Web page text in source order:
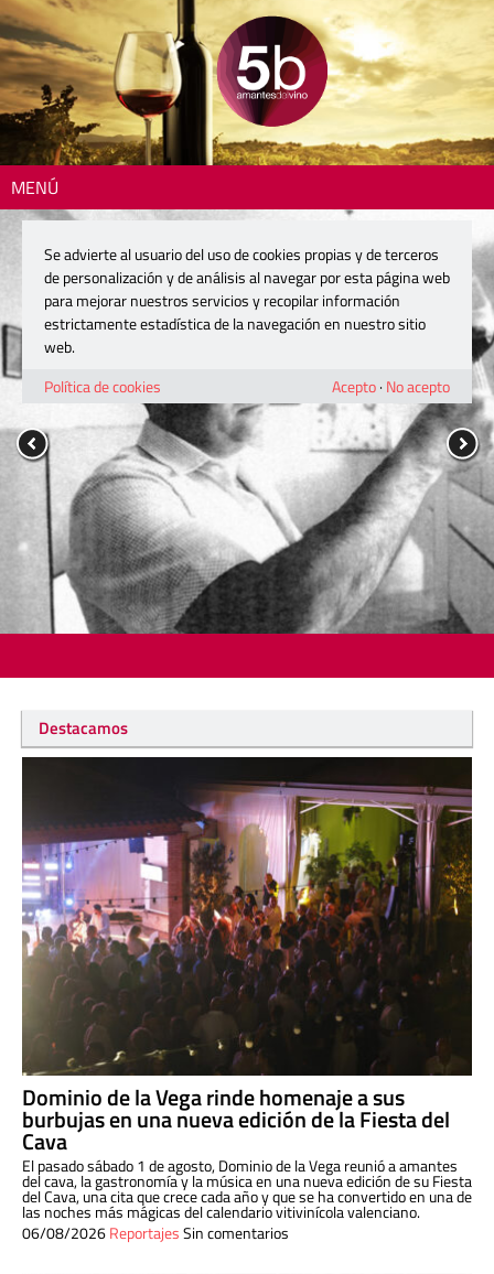
MENÚ
Destacamos
Dominio de la Vega rinde homenaje a sus
burbujas en una nueva edición de la Fiesta del
Cava
El pasado sábado 1 de agosto, Dominio de la Vega reunió a amantes
del cava, la gastronomía y la música en una nueva edición de su Fiesta
del Cava, una cita que crece cada año y que se ha convertido en una de
las noches más mágicas del calendario vitivinícola valenciano.
06/08/2026ReportajesSin comentarios
Se advierte al usuario del uso de cookies propias y de terceros
de personalización y de análisis al navegar por esta página web
para mejorar nuestros servicios y recopilar información
estrictamente estadística de la navegación en nuestro sitio
web.
Política de cookies
Acepto· No acepto